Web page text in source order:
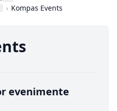
› Kompas Events
evenimente